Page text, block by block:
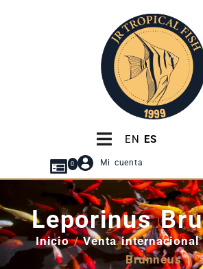
EN ES
0 Mi cuenta
Leporinus
Inicio/Venta internacional
Brunneus